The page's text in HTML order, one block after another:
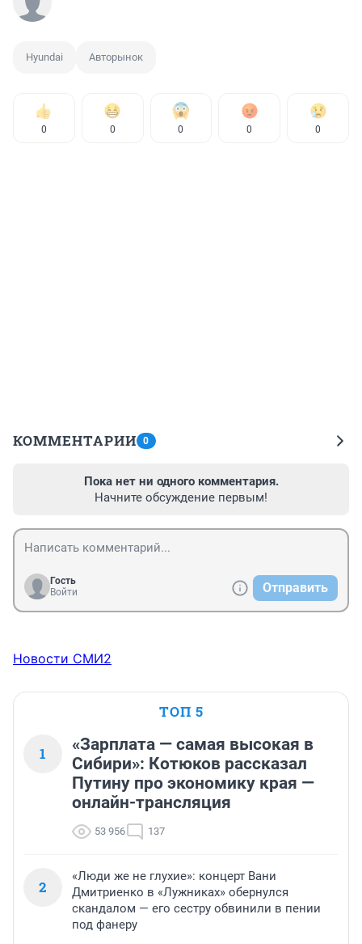
Hyundai Авторынок
0 0 0 0 0
КОММЕНТАРИИ 0
Пока нет ни одного комментария.
Начните обсуждение первым!
Гость
Войти
Отправить
Новости СМИ2
ТОП 5
1
«Зарплата — самая высокая в
Сибири»: Котюков рассказал
Путину про экономику края —
онлайн-трансляция
53 956 137
2
«Люди же не глухие»: концерт Вани
Дмитриенко в «Лужниках» обернулся
скандалом — его сестру обвинили в пении
под фанеру